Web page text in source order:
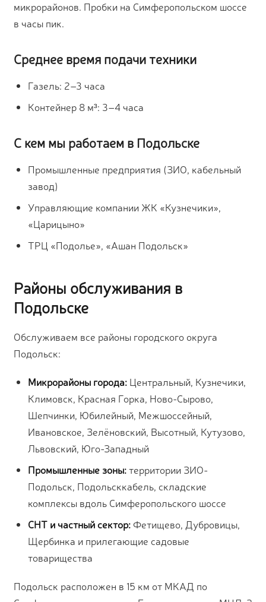
микрорайонов. Пробки на Симферопольском шоссе
в часы пик.
Среднее время подачи техники
Газель: 2–3 часа
Контейнер 8 м³: 3–4 часа
С кем мы работаем в Подольске
Промышленные предприятия (ЗИО, кабельный
завод)
Управляющие компании ЖК «Кузнечики»,
«Царицыно»
ТРЦ «Подолье», «Ашан Подольск»
Районы обслуживания в
Подольске
Обслуживаем все районы городского округа
Подольск:
Микрорайоны города: Центральный, Кузнечики,
Климовск, Красная Горка, Ново-Сырово,
Шепчинки, Юбилейный, Межшоссейный,
Ивановское, Зелёновский, Высотный, Кутузово,
Львовский, Юго-Западный
Промышленные зоны:территории ЗИО-
Подольск, Подольсккабель, складские
комплексы вдоль Симферопольского шоссе
СНТ и частный сектор: Фетищево, Дубровицы,
Щербинка и прилегающие садовые
товарищества
Подольск расположен в 15 км от МКАД по